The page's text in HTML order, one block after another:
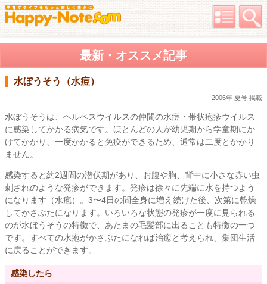
最新・オススメ記事
水ぼうそう（水痘）
2006年 夏号 掲載
水ぼうそうは、ヘルペスウイルスの仲間の水痘・帯状疱疹ウイルス
に感染してかかる病気です。ほとんどの人が幼児期から学童期にか
けてかかり、一度かかると免疫ができるため、通常は二度とかかり
ません。
感染すると約2週間の潜伏期があり、お腹や胸、背中に小さな赤い虫
刺されのような発疹ができます。発疹は徐々に先端に水を持つよう
になります（水疱）。3〜4日の間全身に増え続けた後、次第に乾燥
してかさぶたになります。いろいろな状態の発疹が一度に見られる
のが水ぼうそうの特徴で、あたまの毛髪部に出ることも特徴の一つ
です。すべての水疱がかさぶたになれば治癒と考えられ、集団生活
に戻ることができます。
感染したら